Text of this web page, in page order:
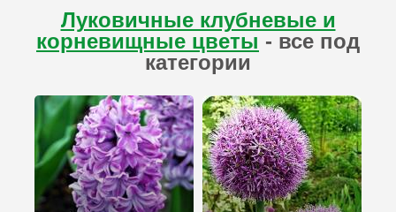
Луковичные клубневые и
корневищные цветы - все под
категории